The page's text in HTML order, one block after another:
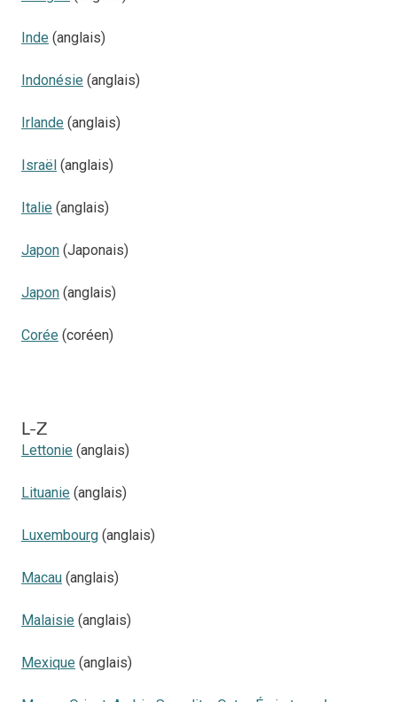
Inde (anglais)
Indonésie (anglais)
Irlande (anglais)
Israël (anglais)
Italie (anglais)
Japon (Japonais)
Japon (anglais)
Corée (coréen)
L-Z
Lettonie (anglais)
Lituanie (anglais)
Luxembourg (anglais)
Macau (anglais)
Malaisie (anglais)
Mexique (anglais)